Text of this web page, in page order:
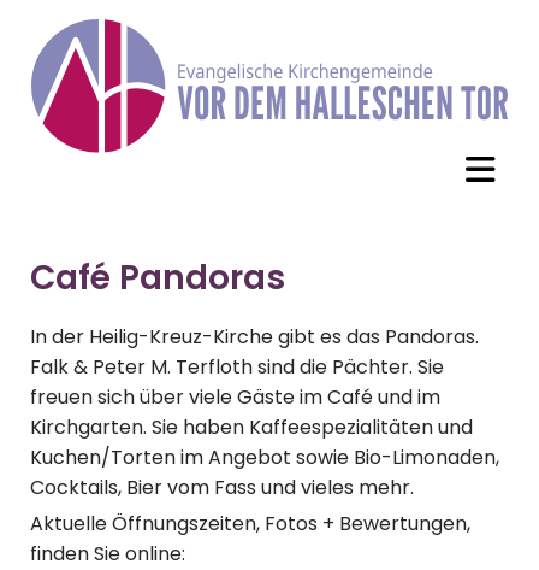
Café Pandoras
In der Heilig-Kreuz-Kirche gibt es das Pandoras.
Falk & Peter M. Terfloth sind die Pächter. Sie
freuen sich über viele Gäste im Café und im
Kirchgarten. Sie haben Kaffeespezialitäten und
Kuchen/Torten im Angebot sowie Bio-Limonaden,
Cocktails, Bier vom Fass und vieles mehr.
Aktuelle Öffnungszeiten, Fotos + Bewertungen,
finden Sie online: